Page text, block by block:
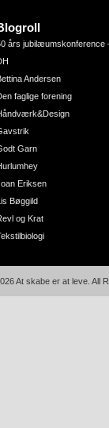
års jubilæumskonference
Andersen
faglige forening
Garn
Eriksen
Bøggild
og Krat
At skabe er at leve. All